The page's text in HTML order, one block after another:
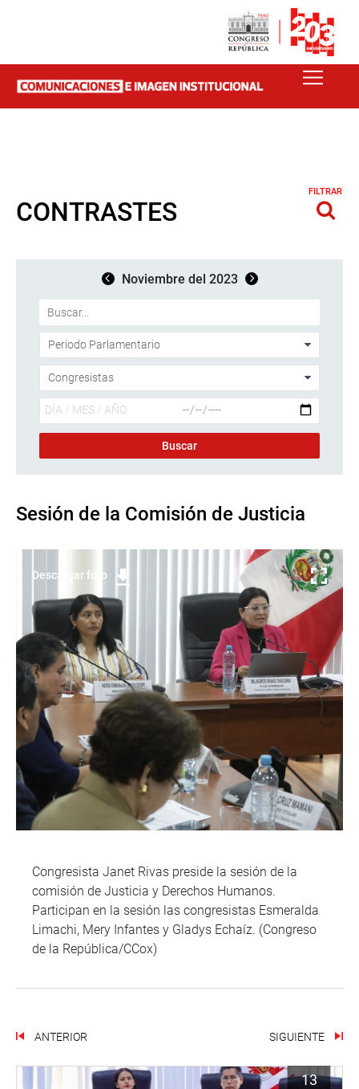
CONTRASTES
FILTRAR
Noviembre del 2023
Sesión de la Comisión de Justicia
Descargar foto
Congresista Janet Rivas preside la sesión de la
comisión de Justicia y Derechos Humanos.
Participan en la sesión las congresistas Esmeralda
Limachi, Mery Infantes y Gladys Echaíz. (Congreso
de la República/CCox)
ANTERIOR SIGUIENTE
13